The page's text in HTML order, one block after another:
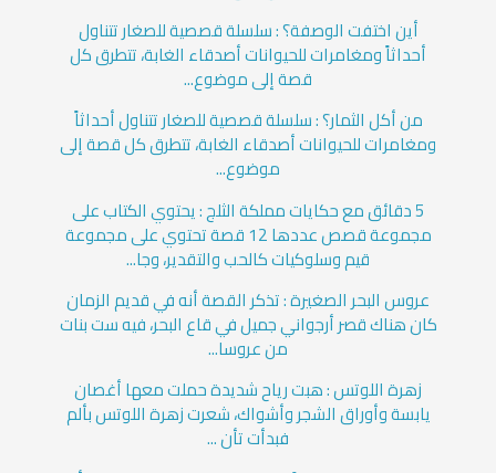
أين اختفت الوصفة؟ : سلسلة قصصية للصغار تتناول
أحداثاً ومغامرات للحيوانات أصدقاء الغابة، تتطرق كل
قصة إلى موضوع...
من أكل الثمار؟ : سلسلة قصصية للصغار تتناول أحداثاً
ومغامرات للحيوانات أصدقاء الغابة، تتطرق كل قصة إلى
موضوع...
5 دقائق مع حكايات مملكة الثلج : يحتوي الكتاب على
مجموعة قصص عددها 12 قصة تحتوي على مجموعة
قيم وسلوكيات كالحب والتقدير، وجا...
عروس البحر الصغيرة : تذكر القصة أنه في قديم الزمان
كان هناك قصر أرجواني جميل في قاع البحر، فيه ست بنات
من عروسا...
زهرة اللوتس : هبت رياح شديدة حملت معها أغصان
يابسة وأوراق الشجر وأشواك، شعرت زهرة اللوتس بألم
فبدأت تأن ...